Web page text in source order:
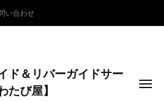
い合わせ
ド＆リバーガイドサー
たび屋】
メ